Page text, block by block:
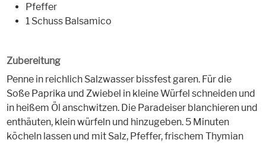
Pfeffer
1 Schuss Balsamico
Zubereitung
Penne in reichlich Salzwasser bissfest garen. Für die
Soße Paprika und Zwiebel in kleine Würfel schneiden und
in heißem Öl anschwitzen. Die Paradeiser blanchieren und
enthäuten, klein würfeln und hinzugeben. 5 Minuten
köcheln lassen und mit Salz, Pfeffer, frischem Thymian